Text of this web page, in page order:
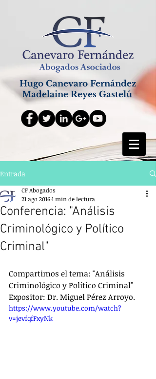
Hugo Canevaro Fernández
Madelaine Reyes Gastelú
Entrada
Conferencia: "Análisis
Criminológico y Político
Criminal"
CF Abogados
21 ago 20161 min de lectura
Compartimos el tema: "Análisis
Criminológico y Político Criminal"
Expositor: Dr. Miguel Pérez Arroyo.
https://www.youtube.com/watch?
v=jevfqfFxyNk